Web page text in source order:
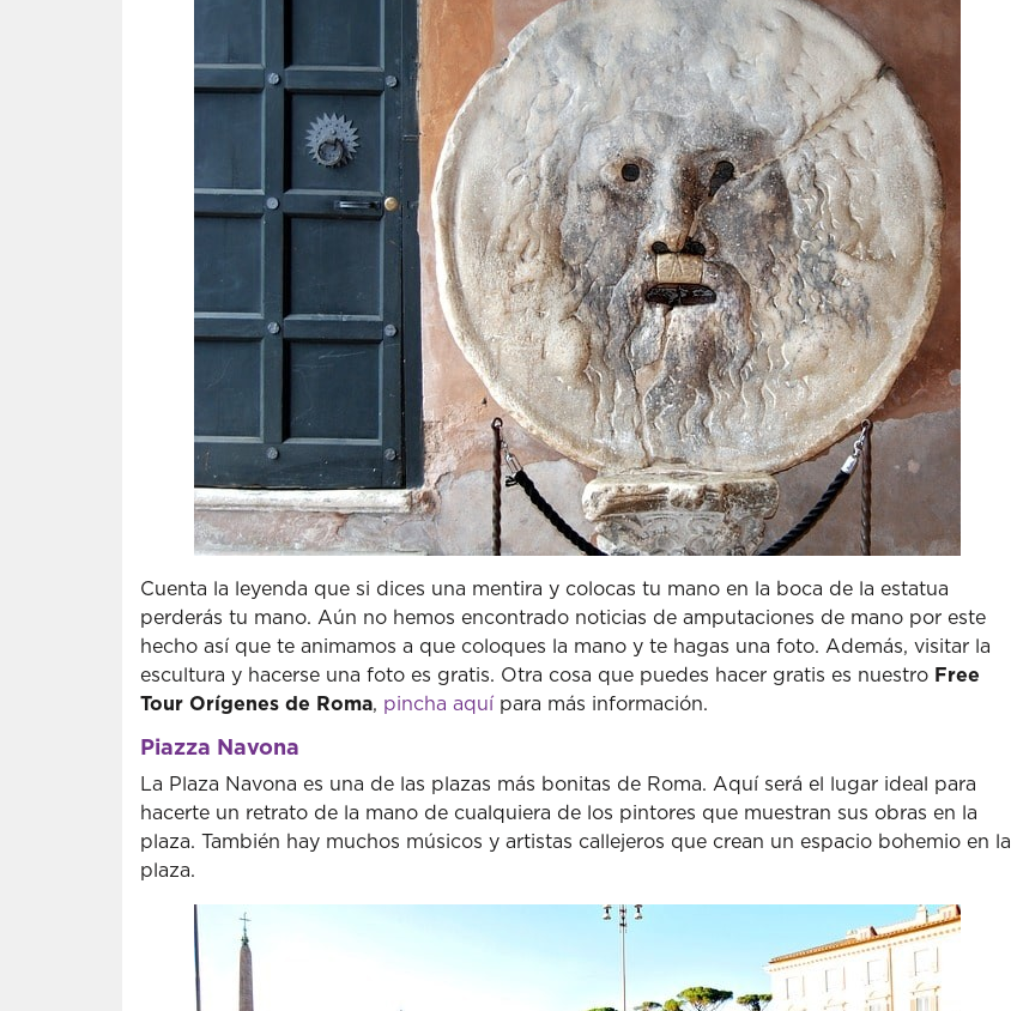
Cuenta la leyenda que si dices una mentira y colocas tu mano en la boca de la estatua
perderás tu mano. Aún no hemos encontrado noticias de amputaciones de mano por este
hecho así que te animamos a que coloques la mano y te hagas una foto. Además, visitar la
escultura y hacerse una foto es gratis. Otra cosa que puedes hacer gratis es nuestro Free
Tour Orígenes de Roma, pincha aquí para más información.
Piazza Navona
La Plaza Navona es una de las plazas más bonitas de Roma. Aquí será el lugar ideal para
hacerte un retrato de la mano de cualquiera de los pintores que muestran sus obras en la
plaza. También hay muchos músicos y artistas callejeros que crean un espacio bohemio en la
plaza.